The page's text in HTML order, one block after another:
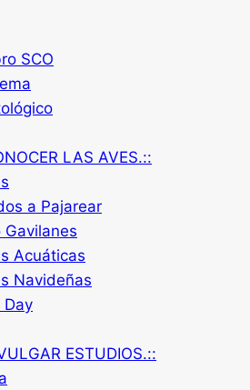
SCO
LAS AVES.::
a Pajarear
Gavilanes
Acuáticas
Navideñas
Day
ESTUDIOS.::